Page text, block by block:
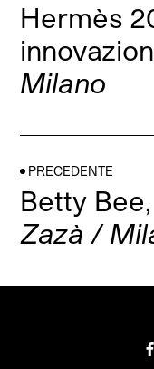
Hermès
Milano
PRECEDENTE
Betty
Zazà /